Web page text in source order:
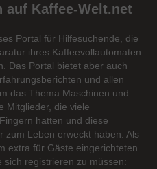
auf Kaffee-Welt.net
Portal für Hilfesuchende, die
ihres Kaffeevollautomaten
Das Portal bietet aber auch
und allen
das Thema Maschinen und
Mitglieder, die viele
hatten und diese
zum Leben erweckt haben. Als
extra für Gäste eingerichteten
sich registrieren zu müssen: